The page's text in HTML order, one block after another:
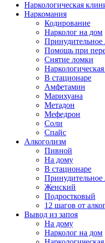
Наркологическая
Наркомания
Кодирование
Нарколог на дом
Принудительное
Помощь при
Снятие ломки
Наркологическая
В стационаре
Амфетамин
Марихуана
Метадон
Мефедрон
Соли
Спайс
Алкоголизм
Пивной
На дому
В стационаре
Принудительное
Женский
Подростковый
12 шагов от
Вывод из запоя
На дому
Нарколог на дом